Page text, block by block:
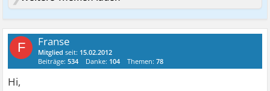
F Franse
Mitglied seit: 15.02.2012
Beiträge:534 Danke: 104 Themen:78
Hi,